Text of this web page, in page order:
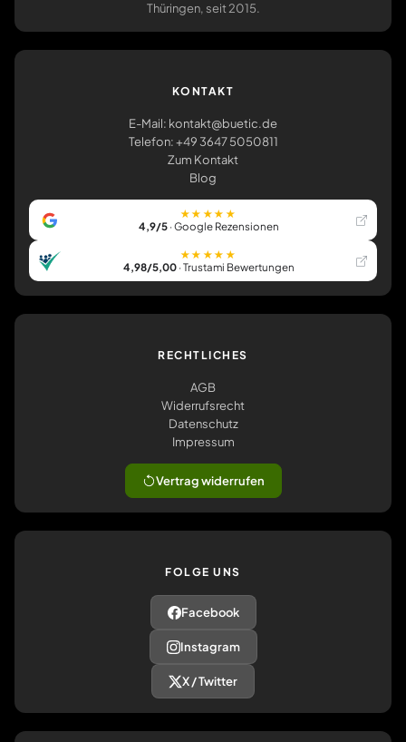
Thüringen, seit 2015.
KONTAKT
E-Mail: kontakt@buetic.de
Telefon: +49 3647 5050811
Zum Kontakt
Blog
★★★★★
4,9/5· Google Rezensionen
★★★★★
4,98/5,00· Trustami Bewertungen
RECHTLICHES
AGB
Widerrufsrecht
Datenschutz
Impressum
Vertrag widerrufen
FOLGE UNS
Facebook
Instagram
X / Twitter